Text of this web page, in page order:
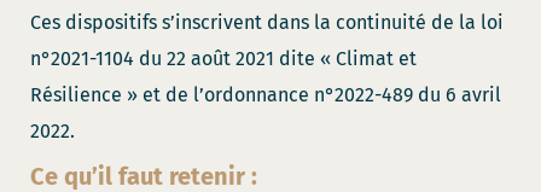
Ces dispositifs s’inscrivent dans la continuité de la loi
n°2021-1104 du 22 août 2021 dite « Climat et
Résilience » et de l’ordonnance n°2022-489 du 6 avril
2022.
Ce qu’il faut retenir :